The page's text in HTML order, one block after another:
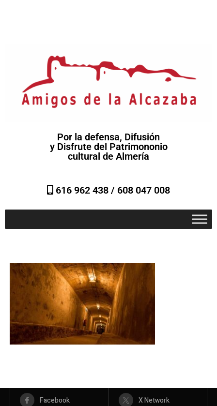
Por la defensa, Difusión
y Disfrute del Patrimononio
cultural de Almería
616 962 438 / 608 047 008
Facebook X Network